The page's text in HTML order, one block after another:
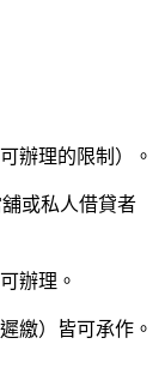
辦理的限制）。
或私人借貸者
辦理。
繳）皆可承作。